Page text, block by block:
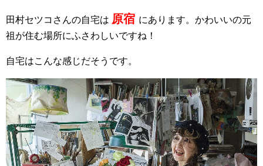
田村セツコさんの自宅は 原宿 にあります。かわいいの元
祖が住む場所にふさわしいですね！
自宅はこんな感じだそうです。